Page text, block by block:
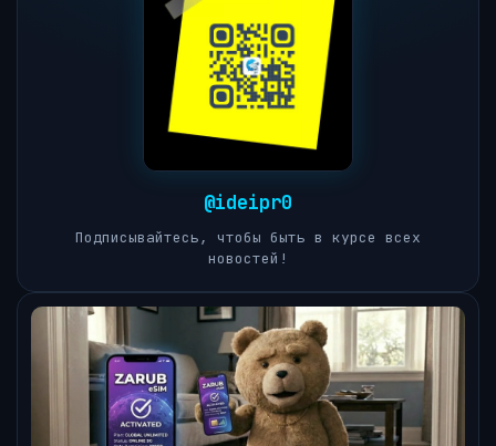
@ideipr0
Подписывайтесь, чтобы быть в курсе всех
новостей!